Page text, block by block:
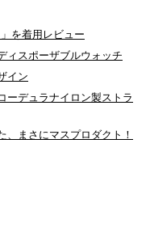
を着用レビュー
ィスポーザブルウォッチ
イン
ーデュラナイロン製ストラ
、まさにマスプロダクト！